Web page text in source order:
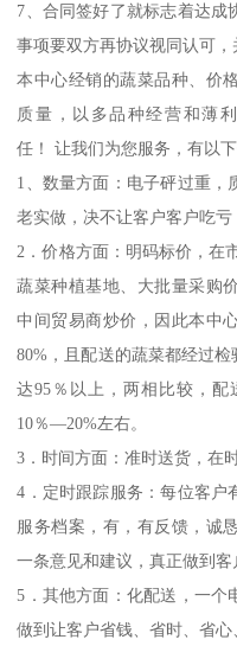
7、合同签好了就标志着达成
事项要双方再协议视同认可，
本中心经销的蔬菜品种、价
质量，以多品种经营和薄
任！ 让我们为您服务，有以
1、数量方面：电子砰过重，
老实做，决不让客户客户吃亏
2．价格方面：明码标价，在
蔬菜种植基地、大批量采购
中间贸易商炒价，因此本中
80%，且配送的蔬菜都经过
达95％以上，两相比较，
10％—20%左右。
3．时间方面：准时送货，在
4．定时跟踪服务：每位客户
服务档案，有，有反馈，诚
一条意见和建议，真正做到客
5．其他方面：化配送，一个
做到让客户省钱、省时、省心